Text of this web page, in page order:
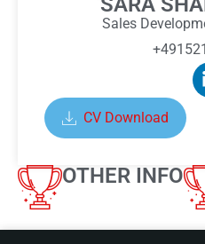
Sales
CV Download
OTHER INFO